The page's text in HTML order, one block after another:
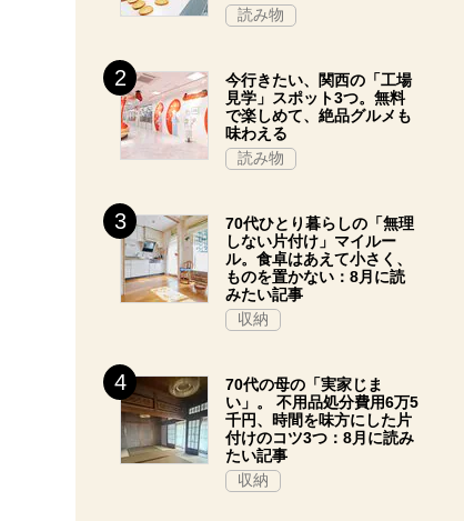
読み物
今行きたい、関西の「工場
見学」スポット3つ。無料
で楽しめて、絶品グルメも
味わえる
読み物
70代ひとり暮らしの「無理
しない片付け」マイルー
ル。食卓はあえて小さく、
ものを置かない：8月に読
みたい記事
収納
70代の母の「実家じま
い」。 不用品処分費用6万5
千円、時間を味方にした片
付けのコツ3つ：8月に読み
たい記事
収納